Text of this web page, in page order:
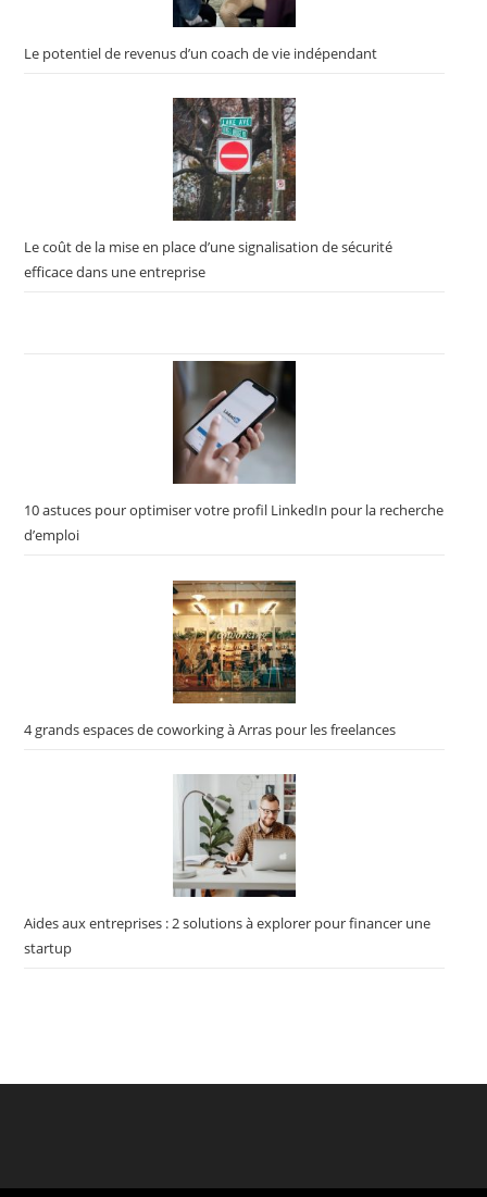
Le potentiel de revenus d’un coach de vie indépendant
Le coût de la mise en place d’une signalisation de sécurité
efficace dans une entreprise
10 astuces pour optimiser votre profil LinkedIn pour la recherche
d’emploi
4 grands espaces de coworking à Arras pour les freelances
Aides aux entreprises : 2 solutions à explorer pour financer une
startup